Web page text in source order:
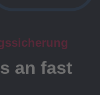
an fast